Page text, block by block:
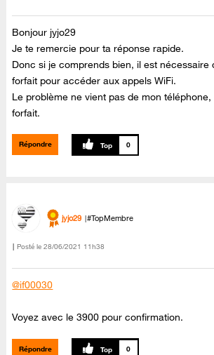
Bonjour jyjo29
Je te remercie pour ta réponse rapide.
Donc si je comprends bien, il est nécessaire
forfait pour accéder aux appels WiFi.
Le problème ne vient pas de mon
forfait.
Répondre 0
jyjo29 #TopMembre
Posté le ‎28/06/2021 11h38
@if00030
Voyez avec le 3900 pour confirmation.
Répondre 0